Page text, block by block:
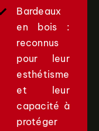
Bardeaux
en bois :
reconnus
pour leur
esthétisme
et leur
capacité à
protéger